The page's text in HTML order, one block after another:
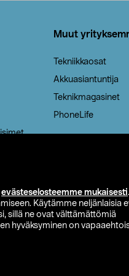
evästeselosteemme mukaisesti.
Käytämme neljänlaisia
sillä ne ovat välttämättömiä
hyväksyminen on
Muut
Tekniikkaosat
Akkuasiantuntija
Teknikmagasinet
PhoneLife